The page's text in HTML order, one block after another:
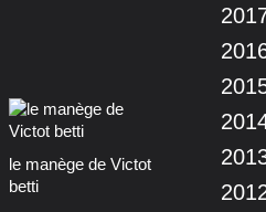
le manège de Victot
betti